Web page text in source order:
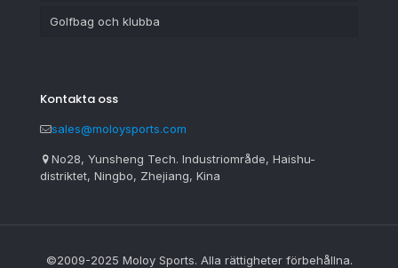
Golfbag och klubba
Kontakta oss
sales@moloysports.com
No28, Yunsheng Tech. Industriområde, Haishu-
distriktet, Ningbo, Zhejiang, Kina
©2009-2025 Moloy Sports. Alla rättigheter förbehållna.